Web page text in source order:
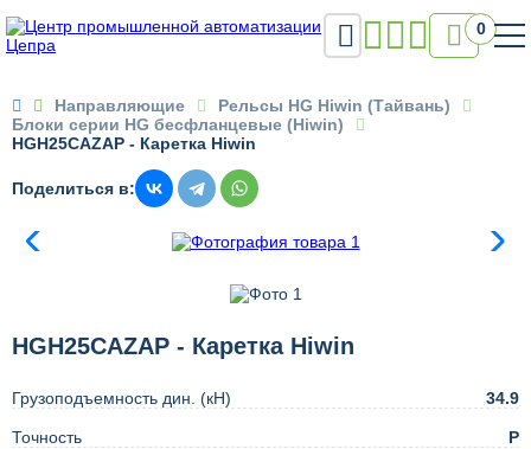
 0
 Направляющие
Рельсы HG Hiwin (Тайвань)
Блоки серии HG бесфланцевые (Hiwin)
HGH25CAZAP - Каретка Hiwin
Поделиться в:
HGH25CAZAP - Каретка Hiwin
Грузоподъемность дин. (кН) 34.9
Точность Р